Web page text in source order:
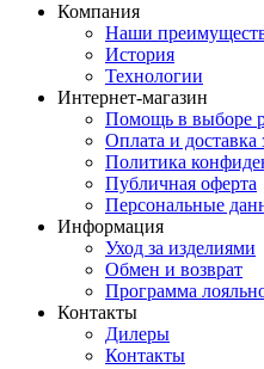
Компания
Наши
История
Технологии
Интернет-магазин
Помощь в выборе
Оплата и доставка
Политика
Публичная оферта
Персональные
Информация
Уход за изделиями
Обмен и возврат
Программа
Контакты
Дилеры
Контакты